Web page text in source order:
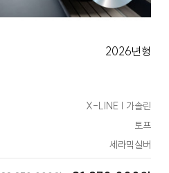
2026년형
X-LINE | 가솔린
토프
세라믹실버